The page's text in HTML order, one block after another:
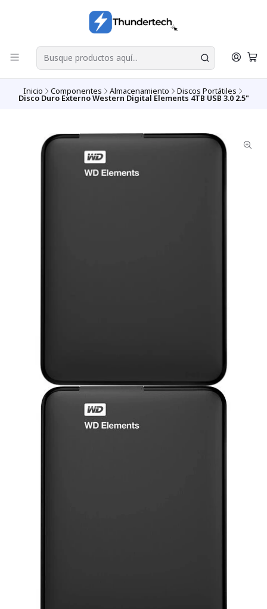
Inicio Componentes Almacenamiento Discos Portátiles
Disco Duro Externo Western Digital Elements 4TB USB 3.0 2.5"